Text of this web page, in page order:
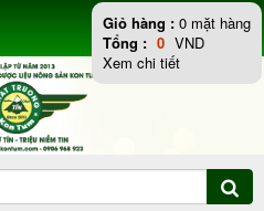
Giỏ hàng : 0 mặt hàng
Tổng : 0 VND
Xem chi tiết